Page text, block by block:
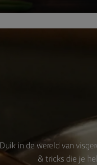
Duik in de wereld van
& tricks die je